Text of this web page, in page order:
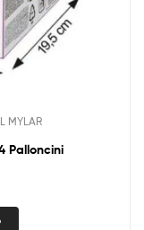
MYLAR
Palloncini